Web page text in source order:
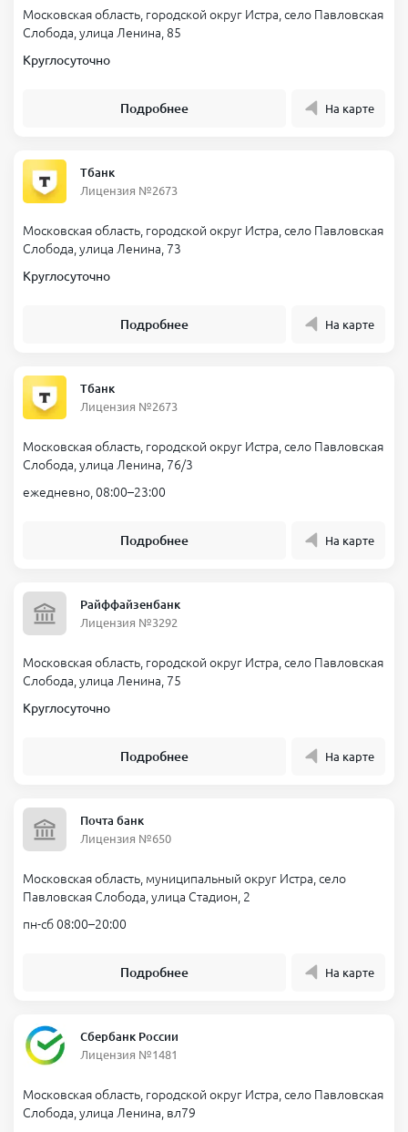
Московская область, городской округ Истра, село Павловская
Слобода, улица Ленина, 85
Круглосуточно
Подробнее На карте
Тбанк
Лицензия №2673
Московская область, городской округ Истра, село Павловская
Слобода, улица Ленина, 73
Круглосуточно
Подробнее На карте
Тбанк
Лицензия №2673
Московская область, городской округ Истра, село Павловская
Слобода, улица Ленина, 76/3
ежедневно, 08:00–23:00
Подробнее На карте
Райффайзенбанк
Лицензия №3292
Московская область, городской округ Истра, село Павловская
Слобода, улица Ленина, 75
Круглосуточно
Подробнее На карте
Почта банк
Лицензия №650
Московская область, муниципальный округ Истра, село
Павловская Слобода, улица Стадион, 2
пн-сб 08:00–20:00
Подробнее На карте
Сбербанк России
Лицензия №1481
Московская область, городской округ Истра, село Павловская
Слобода, улица Ленина, вл79